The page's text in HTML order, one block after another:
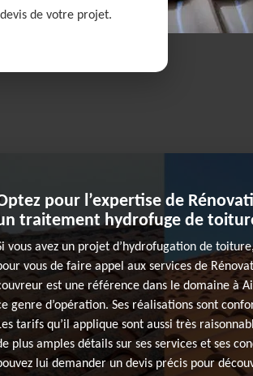
de votre projet.
pour l’expertise de
traitement hydrofuge de
vous avez un projet d’hydrofugation de
vous de faire appel aux services de
est une référence dans le domaine à
genre d’opération. Ses réalisations sont
tarifs qu’il applique sont aussi très
plus amples détails sur ses services et ses
lui demander un devis précis pour